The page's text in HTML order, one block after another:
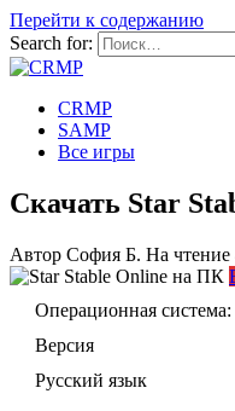
Перейти к содержанию
Search for:
CRMP
SAMP
Все игры
Скачать Star
Автор София Б. На чтение
Операционная система:
Версия
Русский язык